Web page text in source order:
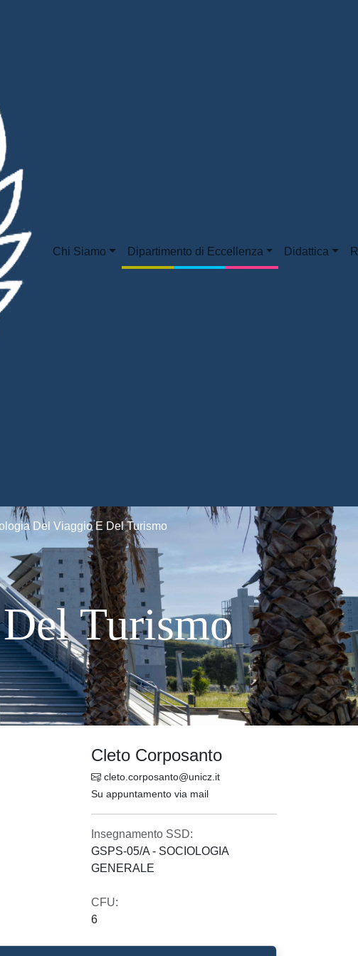
Chi Siamo Dipartimento di Eccellenza Didattica
Del Viaggio E Del Turismo
Turismo
Cleto Corposanto
cleto.corposanto@unicz.it
Su appuntamento via mail
Insegnamento SSD:
GSPS-05/A - SOCIOLOGIA
GENERALE
CFU:
6